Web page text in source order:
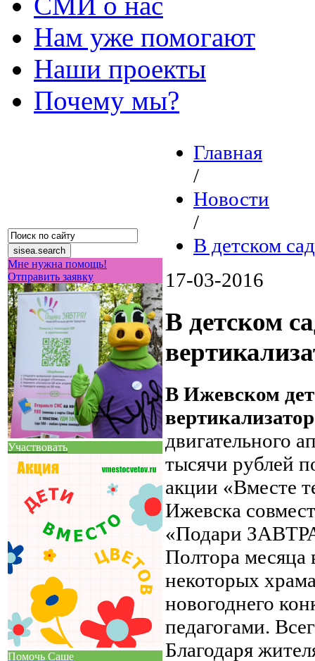
Нам уже помогают
Наши проекты
Почему мы?
Мне нужна помощь!
Отправить заявку
Участвовать
Помочь Саше
Главная
/
Новости
/
В детском
17-03-2016
В детском
В Ижевском
вертикализатор
двигательного
тысячи рублей
акции «Вместе
Ижевска
«Подари
Полтора месяца
некоторых
новогоднего
педагогами.
Благодаря